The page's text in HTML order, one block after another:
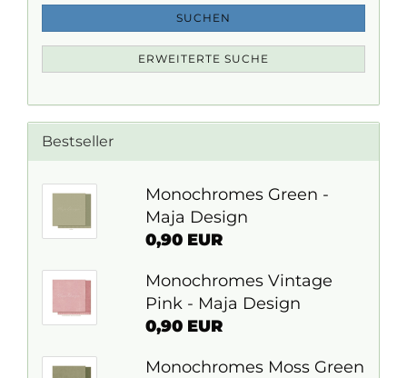
SUCHEN
ERWEITERTE SUCHE
Bestseller
Monochromes Green -
Maja Design
0,90 EUR
Monochromes Vintage
Pink - Maja Design
0,90 EUR
Monochromes Moss Green